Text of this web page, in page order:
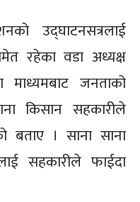
उद्घाटनसत्रलाई
रहेका वडा अध्यक्ष
जनताको
किसान सहकारीले
बताए । साना साना
सहकारीले फाईदा